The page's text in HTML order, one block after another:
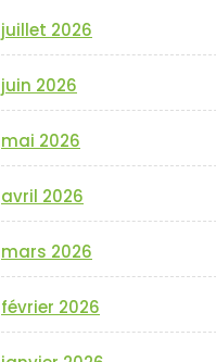
juillet 2026
juin 2026
mai 2026
avril 2026
mars 2026
février 2026